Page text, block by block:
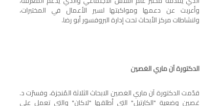
وأعربت عن دعمها ومواكبتها لسير الأعمال في المختبرات،
ولنشاطات مركز الأبحاث تحت إدارة البروفسور أبو رضا.
الدكتورة آن ماري الغصين
قدّمت الدكتورة آن ماري الغصين الابحاث الثلاثة المُنجزة، وفسرّت د.
غصين وضعية "الكارتيل" التي أطلقها "لاكان" والتي تعمل على